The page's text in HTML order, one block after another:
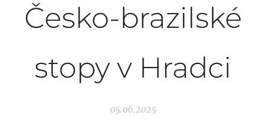
Česko-brazilské
stopy v Hradci
05.06.2025